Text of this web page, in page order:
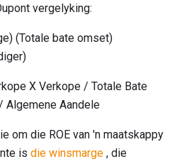
vergelyking:
(Totale bate omset)
X Verkope / Totale Bate
Algemene Aandele
om die ROE van 'n maatskappy
is die winsmarge , die